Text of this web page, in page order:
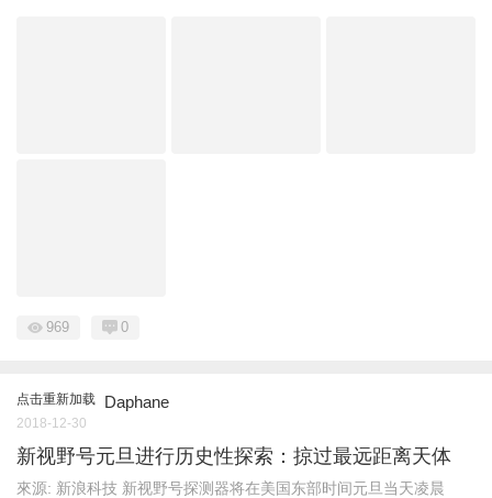
969 0
点击重新加载 Daphane
2018-12-30
新视野号元旦进行历史性探索：掠过最远距离天体
來源: 新浪科技 新视野号探测器将在美国东部时间元旦当天凌晨